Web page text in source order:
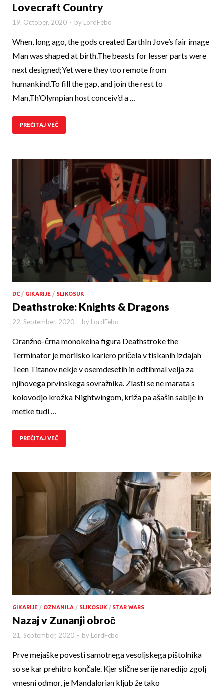
Lovecraft Country
19. October, 2020 - by LordFebo
When, long ago, the gods created EarthIn Jove’s fair image
Man was shaped at birth.The beasts for lesser parts were
next designed;Yet were they too remote from
humankind.To fill the gap, and join the rest to
Man,Th’Olympian host conceiv’d a …
PREČITAJ VEČ
DC / GIKARIJE / SLIKOSUK
Deathstroke: Knights & Dragons
22. September, 2020 - by LordFebo
Oranžno-črna monokelna figura Deathstroke the
Terminator je morilsko kariero pričela v tiskanih izdajah
Teen Titanov nekje v osemdesetih in odtihmal velja za
njihovega prvinskega sovražnika. Zlasti se ne marata s
kolovodjo krožka Nightwingom, križa pa ašašin sablje in
metke tudi …
PREČITAJ VEČ
GIKARIJE / OZNANILA / SLIKOSUK / STAR WARS
Nazaj v Zunanji obroč
21. September, 2020 - by LordFebo
Prve mejaške povesti samotnega vesoljskega pištolnika
so se kar prehitro končale. Kjer slične serije naredijo zgolj
vmesni odmor, je Mandalorian kljub že tako